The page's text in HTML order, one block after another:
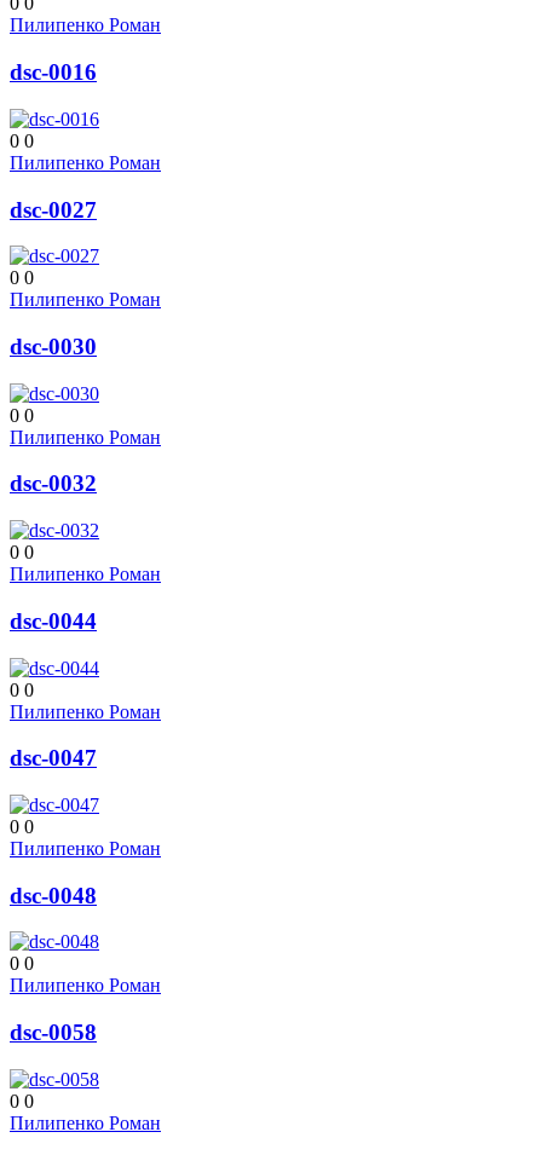
Пилипенко Роман
dsc-0016
0 0
Пилипенко Роман
dsc-0027
0 0
Пилипенко Роман
dsc-0030
0 0
Пилипенко Роман
dsc-0032
0 0
Пилипенко Роман
dsc-0044
0 0
Пилипенко Роман
dsc-0047
0 0
Пилипенко Роман
dsc-0048
0 0
Пилипенко Роман
dsc-0058
0 0
Пилипенко Роман